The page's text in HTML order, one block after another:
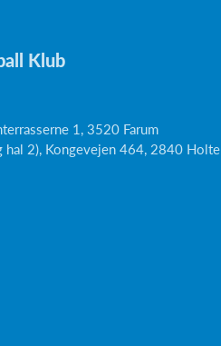
Klub
1, 3520 Farum
hal 2), Kongevejen 464, 2840 Holte